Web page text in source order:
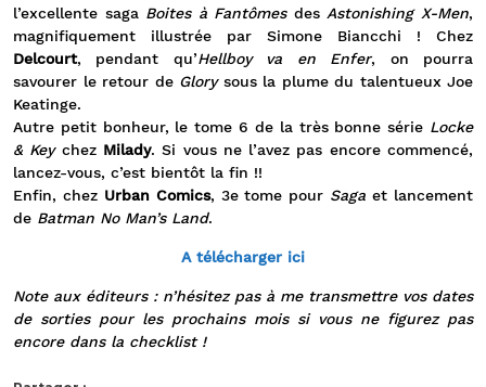
l’excellente saga Boites à Fantômesdes Astonishing X-Men,
magnifiquement illustrée par Simone Biancchi ! Chez
Delcourt, pendant qu’Hellboy va en Enfer, on pourra
savourer le retour de Glorysous la plume du talentueux Joe
Keatinge.
Autre petit bonheur, le tome 6 de la très bonne série Locke
& KeychezMilady. Si vous ne l’avez pas encore commencé,
lancez-vous, c’est bientôt la fin !!
Enfin, chez Urban Comics, 3e tome pour Saga et lancement
de Batman No Man’s Land.
A télécharger ici
Note aux éditeurs : n’hésitez pas à me transmettre vos dates
de sorties pour les prochains mois si vous ne figurez pas
encore dans la checklist !